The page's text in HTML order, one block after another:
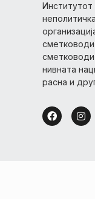
Институтот
нивната
расна и